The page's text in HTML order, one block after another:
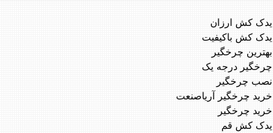
یدک کش ارزان
یدک کش باکیفیت
بهترین چرخگیر
چرخگیر درجه یک
نصب چرخگیر
خرید چرخگیر آریاصنعت
خرید چرخگیر
یدک کش قم